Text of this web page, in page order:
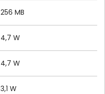
256 MB
4,7 W
4,7 W
3,1 W